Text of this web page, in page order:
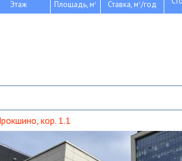
Этаж Площадь, м2 Ставка, м2/год
кор. 1.1